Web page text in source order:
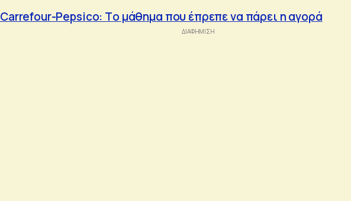
Carrefour-Pepsico: Tο μάθημα που έπρεπε να πάρει η αγορά